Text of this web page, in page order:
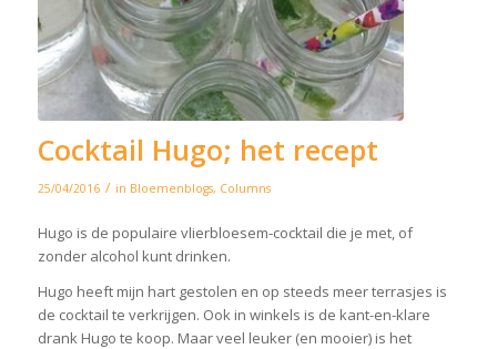
Cocktail Hugo; het recept
25/04/2016 / in Bloemenblogs, Columns
Hugo is de populaire vlierbloesem-cocktail die je met, of
zonder alcohol kunt drinken.
Hugo heeft mijn hart gestolen en op steeds meer terrasjes is
de cocktail te verkrijgen. Ook in winkels is de kant-en-klare
drank Hugo te koop. Maar veel leuker (en mooier) is het